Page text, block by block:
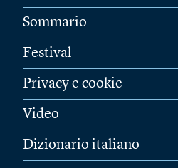
Sommario
Festival
Privacy e cookie
Video
Dizionario italiano